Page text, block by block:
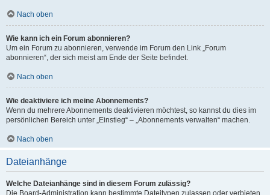
Nach oben
Wie kann ich ein Forum abonnieren?
Um ein Forum zu abonnieren, verwende im Forum den Link „Forum
abonnieren“, der sich meist am Ende der Seite befindet.
Nach oben
Wie deaktiviere ich meine Abonnements?
Wenn du mehrere Abonnements deaktivieren möchtest, so kannst du dies im
persönlichen Bereich unter „Einstieg“ – „Abonnements verwalten“ machen.
Nach oben
Dateianhänge
Welche Dateianhänge sind in diesem Forum zulässig?
Die Board-Administration kann bestimmte Dateitypen zulassen oder verbieten.